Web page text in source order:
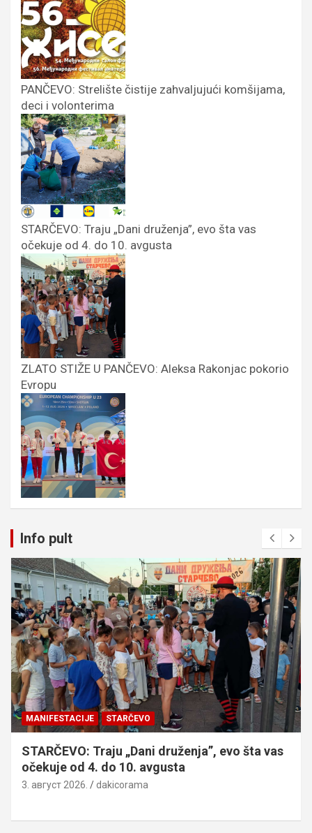
PANČEVO: Strelište čistije zahvaljujući komšijama,
deci i volonterima
STARČEVO: Traju „Dani druženja”, evo šta vas
očekuje od 4. do 10. avgusta
ZLATO STIŽE U PANČEVO: Aleksa Rakonjac pokorio
Evropu
Info pult
MANIFESTACIJE STARČEVO
STARČEVO: Traju „Dani druženja”, evo šta vas
očekuje od 4. do 10. avgusta
3. август 2026. dakicorama